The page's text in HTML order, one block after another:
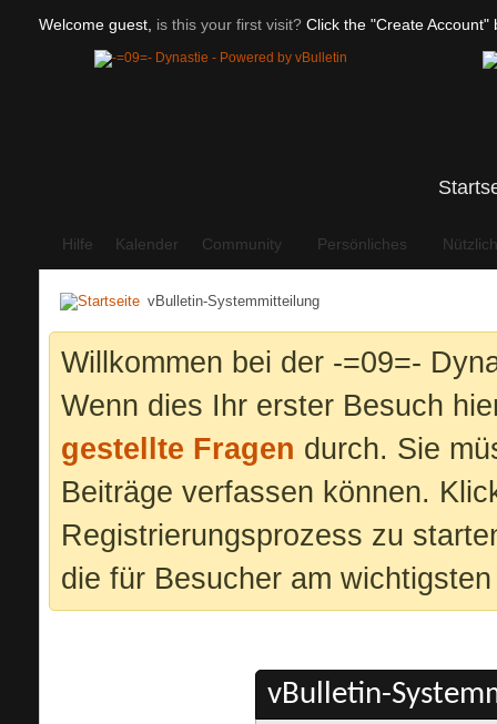
Welcome guest, is this your first visit? Click the "Create Account"
Hilfe Kalender Community Persönliches
vBulletin-Systemmitteilung
Willkommen bei der -=09=-
Wenn dies Ihr erster Besuch
gestellte Fragen durch. Sie
Beiträge verfassen können.
Registrierungsprozess zu
die für Besucher am
vBulletin-